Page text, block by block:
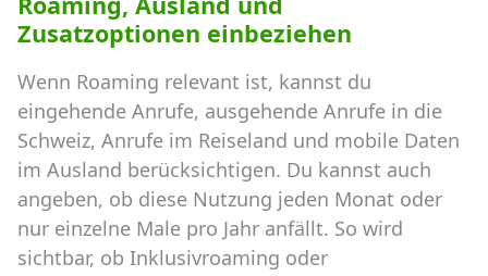
Zusatzoptionen einbeziehen
Wenn Roaming relevant ist, kannst du
eingehende Anrufe, ausgehende Anrufe in die
Schweiz, Anrufe im Reiseland und mobile Daten
im Ausland berücksichtigen. Du kannst auch
angeben, ob diese Nutzung jeden Monat oder
nur einzelne Male pro Jahr anfällt. So wird
sichtbar, ob Inklusivroaming oder